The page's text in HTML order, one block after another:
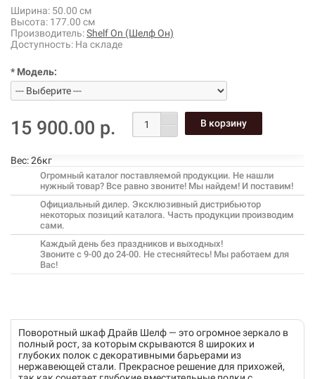
Ширина: 50.00 см
Высота: 177.00 см
Производитель:Shelf On (Шелф Он)
Доступность: На складе
* Модель:
15 900.00 р.
Вес:26кг
Огромный каталог поставляемой продукции. Не нашли
нужный товар? Все равно звоните! Мы найдем! И поставим!
Официальный дилер. Эксклюзивный дистрибьютор
некоторых позиций каталога. Часть продукции производим
сами.
Каждый день без праздников и выходных!
Звоните с 9-00 до 24-00. Не стесняйтесь! Мы работаем для
Вас!
Поворотный шкаф Драйв Шелф — это огромное зеркало в
полный рост, за которым скрываются 8 широких и
глубоких полок с декоративными барьерами из
нержавеющей стали. Прекрасное решение для прихожей,